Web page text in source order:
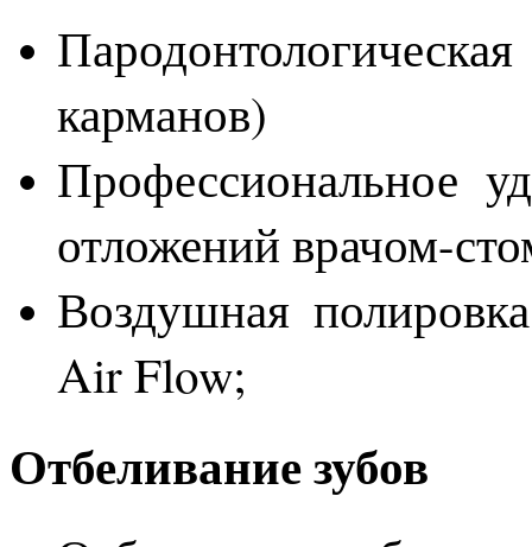
карманов)
Профессиональное
отложений врачом-
Воздушная
Air Flow;
Отбеливание зубов